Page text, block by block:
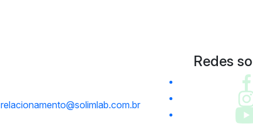
relacionamento@solimlab.com.br
Redes